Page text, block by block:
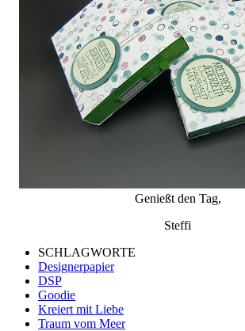
Genießt den Tag,
Steffi
SCHLAGWORTE
Designerpapier
DSP
Goodie
Kreiert mit Liebe
Traum vom Meer